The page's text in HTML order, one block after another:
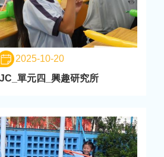
2025-10-20
單元四_興趣研究所